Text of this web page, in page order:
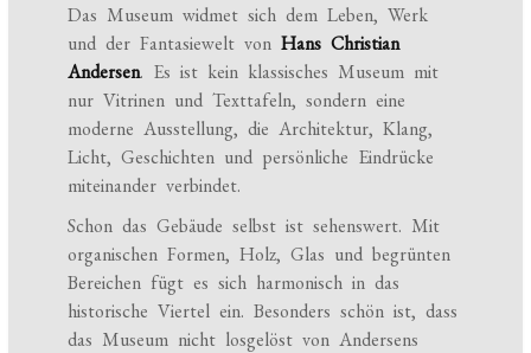
Das Museum widmet sich dem Leben, Werk
und der Fantasiewelt vonHans Christian
Andersen. Es ist kein klassisches Museum mit
nur Vitrinen und Texttafeln, sondern eine
moderne Ausstellung, die Architektur, Klang,
Licht, Geschichten und persönliche Eindrücke
miteinander verbindet.
Schon das Gebäude selbst ist sehenswert. Mit
organischen Formen, Holz, Glas und begrünten
Bereichen fügt es sich harmonisch in das
historische Viertel ein. Besonders schön ist, dass
das Museum nicht losgelöst von Andersens